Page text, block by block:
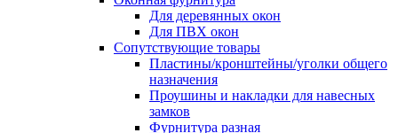
Для деревянных окон
Для ПВХ окон
Сопутствующие товары
Пластины/кронштейны/уголки общего
назначения
Проушины и накладки для навесных
замков
Фурнитура разная